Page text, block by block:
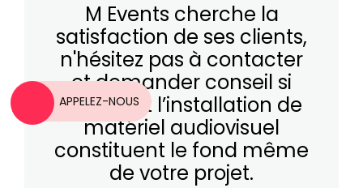
M Events cherche la
satisfaction de ses clients,
n'hésitez pas à contacter
et demander conseil si
l’achat et l’installation de
matériel audiovisuel
constituent le fond même
de votre projet.
APPELEZ-NOUS